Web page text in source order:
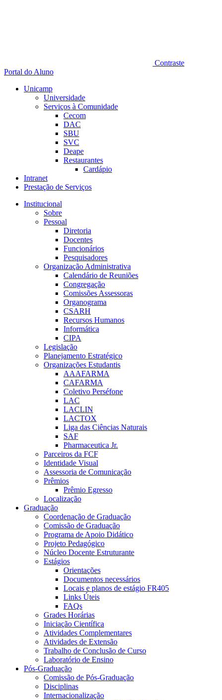
Contraste
Portal do Aluno
Unicamp
Universidade
Serviços à Comunidade
Cecom
DAC
SBU
SVC
Deape
Restaurantes
Cardápio
Intranet
Prestação de Serviços
Institucional
Sobre
Pessoal
Diretoria
Docentes
Funcionários
Pesquisadores
Organização Administrativa
Calendário de Reuniões
Congregação
Comissões Assessoras
Organograma
CSARH
Recursos Humanos
Informática
CIPA
Legislação
Planejamento Estratégico
Organizações Estudantis
AAAFARMA
CAFARMA
Coletivo Perséfone
LAC
LACLIN
LACTOX
Liga das Ciências Naturais
SAF
Pharmaceutica Jr.
Parceiros da FCF
Identidade Visual
Assessoria de Comunicação
Prêmios
Prêmio Egresso
Localização
Graduação
Coordenação de Graduação
Comissão de Graduação
Programa de Apoio Didático
Projeto Pedagógico
Núcleo Docente Estruturante
Estágios
Orientações
Documentos necessários
Locais e planos de estágio FR405
Links Úteis
FAQs
Grades Horárias
Iniciação Científica
Atividades Complementares
Atividades de Extensão
Trabalho de Conclusão de Curso
Laboratório de Ensino
Pós-Graduação
Comissão de Pós-Graduação
Disciplinas
Internacionalização